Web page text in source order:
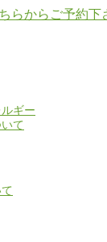
ギー
て